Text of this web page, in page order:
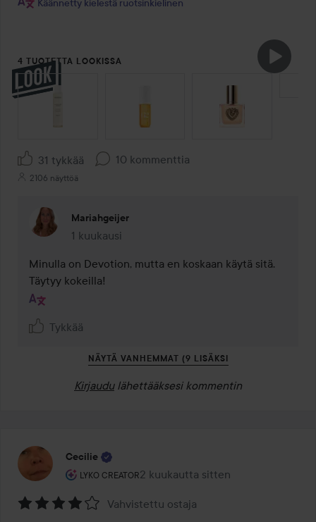
4 TUOTETTA LOOKISSA
OHITA OSIO
31 tykkää 10 kommenttia
2106 näyttöä
Mariahgeijer
1 kuukausi
Kommentti lisättiin 1 kuukausi
Minulla on Devotion, mutta en koskaan käytä sitä.
Täytyy kokeilla!
Tykkää
NÄYTÄ VANHEMMAT (9 LISÄKSI
Kirjaudu lähettääksesi kommentin
Cecilie
LYKO CREATOR
Käyttäjän rooli: Lyko Creator.
2 kuukautta sitten
Viesti luotiin 2 kuukautta sitten
Vahvistettu ostaja